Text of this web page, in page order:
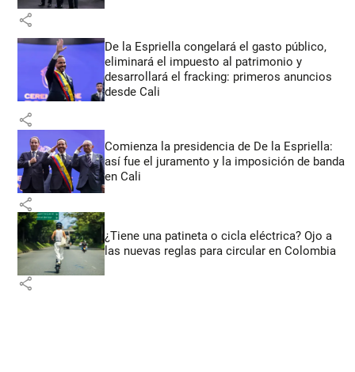
share
De la Espriella congelará el gasto público,
eliminará el impuesto al patrimonio y
desarrollará el fracking: primeros anuncios
desde Cali
share
Comienza la presidencia de De la Espriella:
así fue el juramento y la imposición de banda
en Cali
share
¿Tiene una patineta o cicla eléctrica? Ojo a
las nuevas reglas para circular en Colombia
share